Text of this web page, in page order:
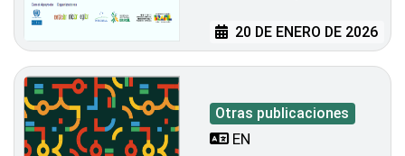
20 DE ENERO DE 2026
Otras publicaciones
EN